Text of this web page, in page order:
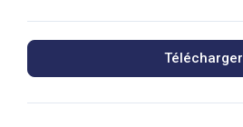
Télécharger